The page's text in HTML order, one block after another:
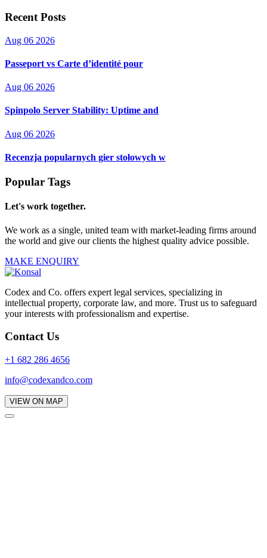
Recent Posts
Aug 06 2026
Passeport vs Carte d’identité pour
Aug 06 2026
Spinpolo Server Stability: Uptime and
Aug 06 2026
Recenzja popularnych gier stołowych w
Popular Tags
Let's work together.
We work as a single, united team with market-leading firms around
the world and give our clients the highest quality advice possible.
MAKE ENQUIRY
Codex and Co. offers expert legal services, specializing in
intellectual property, corporate law, and more. Trust us to safeguard
your interests with professionalism and expertise.
Contact Us
+1 682 286 4656
info@codexandco.com
VIEW ON MAP